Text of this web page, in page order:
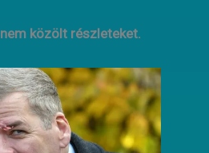
közölt részleteket.